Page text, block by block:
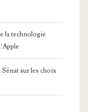
la technologie
sur les choix